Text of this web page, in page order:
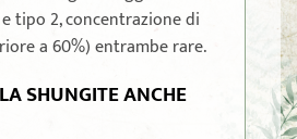
tipo 2, concentrazione di
a 60%) entrambe rare.
SHUNGITE ANCHE